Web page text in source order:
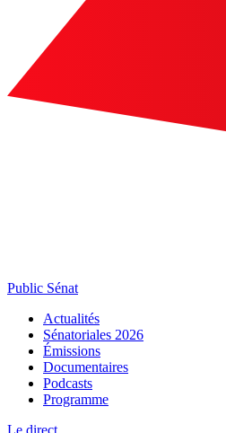
Public Sénat
Actualités
Sénatoriales 2026
Émissions
Documentaires
Podcasts
Programme
Le direct